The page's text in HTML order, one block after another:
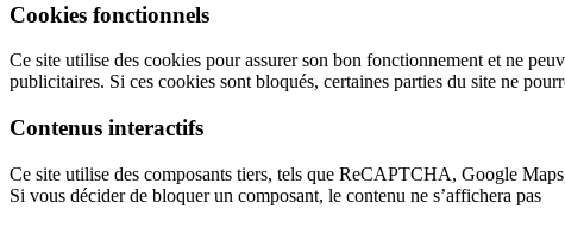
Cookies fonctionnels
Ce site utilise des cookies pour assurer son bon fonctionnement et ne
publicitaires. Si ces cookies sont bloqués, certaines parties du site ne
Contenus interactifs
Ce site utilise des composants tiers, tels que ReCAPTCHA, Google
Si vous décider de bloquer un composant, le contenu ne s’affichera pas